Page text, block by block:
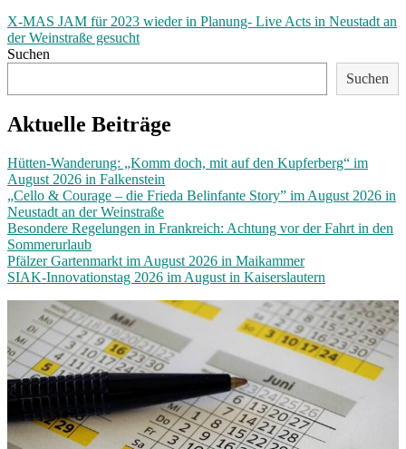
X-MAS JAM für 2023 wieder in Planung- Live Acts in Neustadt an
der Weinstraße gesucht
Suchen
Suchen
Aktuelle Beiträge
Hütten-Wanderung: „Komm doch, mit auf den Kupferberg“ im
August 2026 in Falkenstein
„Cello & Courage – die Frieda Belinfante Story” im August 2026 in
Neustadt an der Weinstraße
Besondere Regelungen in Frankreich: Achtung vor der Fahrt in den
Sommerurlaub
Pfälzer Gartenmarkt im August 2026 in Maikammer
SIAK-Innovationstag 2026 im August in Kaiserslautern